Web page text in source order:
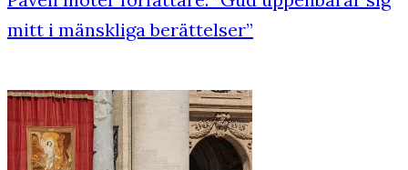
mitt i mänskliga berättelser”